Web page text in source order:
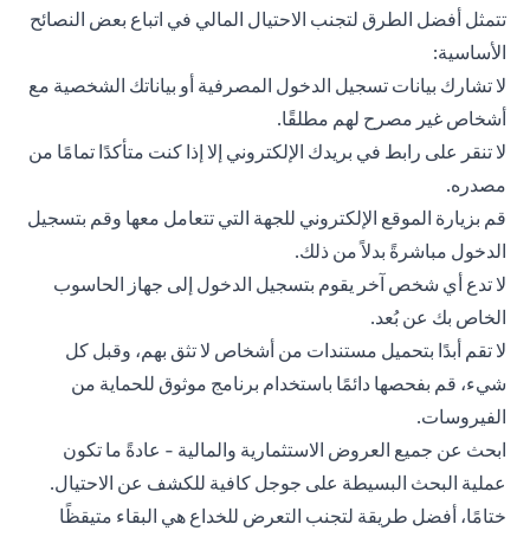
تتمثل أفضل الطرق لتجنب الاحتيال المالي في اتباع بعض النصائح
الأساسية:
لا تشارك بيانات تسجيل الدخول المصرفية أو بياناتك الشخصية مع
أشخاص غير مصرح لهم مطلقًا.
لا تنقر على رابط في بريدك الإلكتروني إلا إذا كنت متأكدًا تمامًا من
مصدره.
قم بزيارة الموقع الإلكتروني للجهة التي تتعامل معها وقم بتسجيل
الدخول مباشرةً بدلاً من ذلك.
لا تدع أي شخص آخر يقوم بتسجيل الدخول إلى جهاز الحاسوب
الخاص بك عن بُعد.
لا تقم أبدًا بتحميل مستندات من أشخاص لا تثق بهم، وقبل كل
شيء، قم بفحصها دائمًا باستخدام برنامج موثوق للحماية من
الفيروسات.
ابحث عن جميع العروض الاستثمارية والمالية - عادةً ما تكون
عملية البحث البسيطة على جوجل كافية للكشف عن الاحتيال.
ختامًا، أفضل طريقة لتجنب التعرض للخداع هي البقاء متيقظًا